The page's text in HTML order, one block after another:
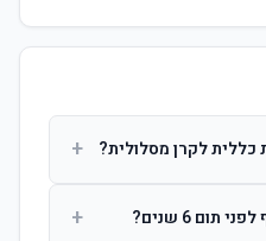
לקרן מסלולית? +
מדד ספציפי ומאפשרת
6 שנים? +